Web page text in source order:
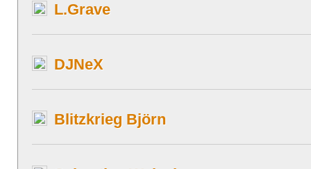
L.Grave
DJNeX
Blitzkrieg Björn